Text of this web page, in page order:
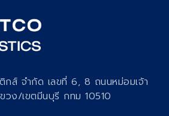
ส์ จำกัด เลขที่ 6, 8 ถนนหม่อมเจ้า
วง/เขตมีนบุรี กทม 10510